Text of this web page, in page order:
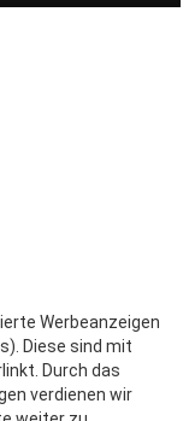
Werbeanzeigen
Diese sind mit
Durch das
verdienen wir